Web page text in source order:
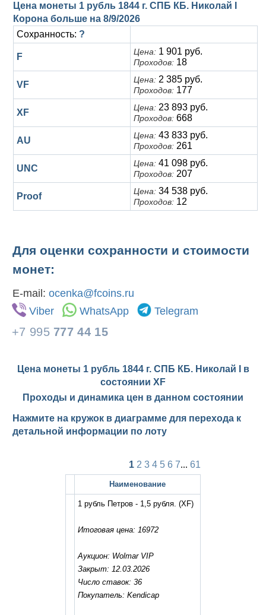
Цена монеты 1 рубль 1844 г. СПБ КБ. Николай I
Корона больше на 8/9/2026
Сохранность: ?
F Цена: 1 901 руб.
Проходов: 18
VF Цена: 2 385 руб.
Проходов: 177
XF Цена: 23 893 руб.
Проходов: 668
AU Цена: 43 833 руб.
Проходов: 261
UNC Цена: 41 098 руб.
Проходов: 207
Proof Цена: 34 538 руб.
Проходов: 12
Для оценки сохранности и стоимости
монет:
E-mail: ocenka@fcoins.ru
Viber
WhatsApp Telegram
+7 995 777 44 15
Цена монеты 1 рубль 1844 г. СПБ КБ. Николай I в
состоянии XF
Проходы и динамика цен в данном состоянии
Нажмите на кружок в диаграмме для перехода к
детальной информации по лоту
1 2 3 4 5 6 7... 61
Наименование
1 рубль Петров - 1,5 рубля. (XF)
Итоговая цена: 16972
Аукцион: Wolmar VIP
Закрыт: 12.03.2026
Число ставок: 36
Покупатель: Kendicap